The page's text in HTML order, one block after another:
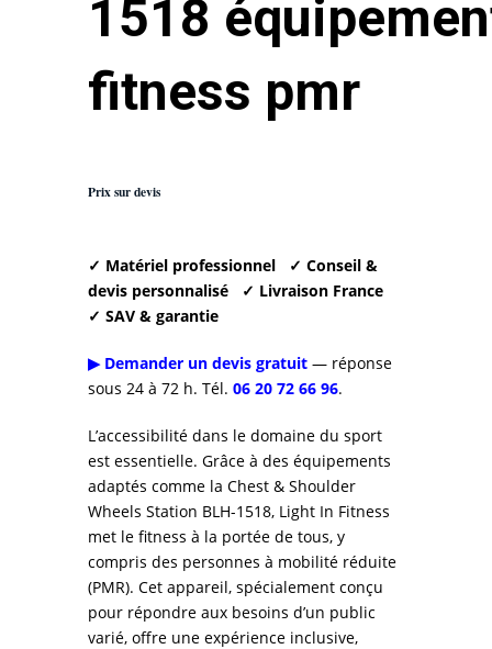
1518
fitness pmr
Prix sur devis
✓ Matériel professionnel
✓ Conseil &
devis personnalisé
✓ Livraison France
✓ SAV & garantie
▶ Demander un devis gratuit — réponse
sous 24 à 72 h. Tél. 06 20 72 66 96.
L’accessibilité dans le domaine du sport
est essentielle. Grâce à des équipements
adaptés comme la Chest & Shoulder
Wheels Station BLH-1518, Light In Fitness
met le fitness à la portée de tous, y
compris des personnes à mobilité réduite
(PMR). Cet appareil, spécialement conçu
pour répondre aux besoins d’un public
varié, offre une expérience inclusive,